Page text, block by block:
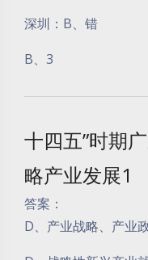
深圳：B、错
B、3
十四五”时期
略产业发展1
答案：
D、产业战略、产业